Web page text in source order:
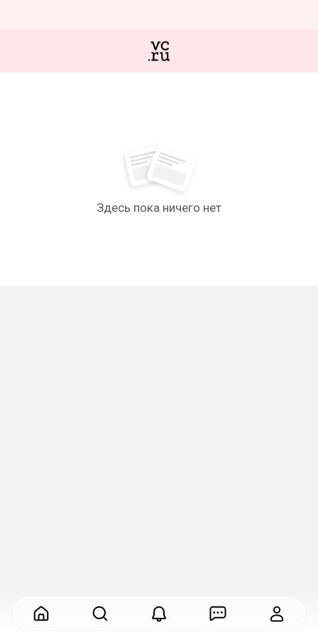
Здесь пока ничего нет